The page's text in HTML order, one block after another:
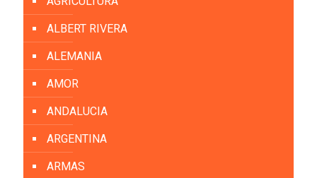
ALBERT RIVERA
ALEMANIA
AMOR
ANDALUCIA
ARGENTINA
ARMAS